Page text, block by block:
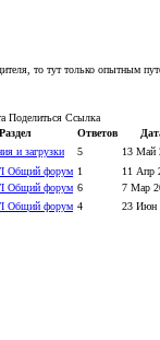
то тут только опытным
Поделиться Ссылка
Раздел Ответов
и загрузки 5
13 Май
Общий форум 1
11 Апр
Общий форум 6
7 Мар
Общий форум 4
23 Июн